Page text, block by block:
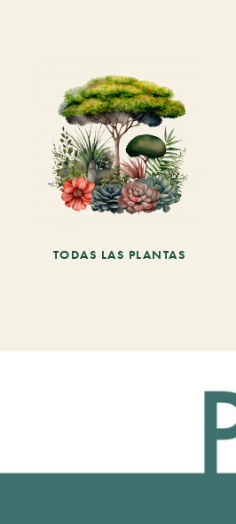
TODAS LAS PLANTAS